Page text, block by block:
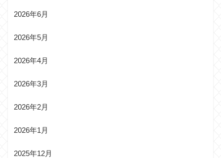
2026年6月
2026年5月
2026年4月
2026年3月
2026年2月
2026年1月
2025年12月